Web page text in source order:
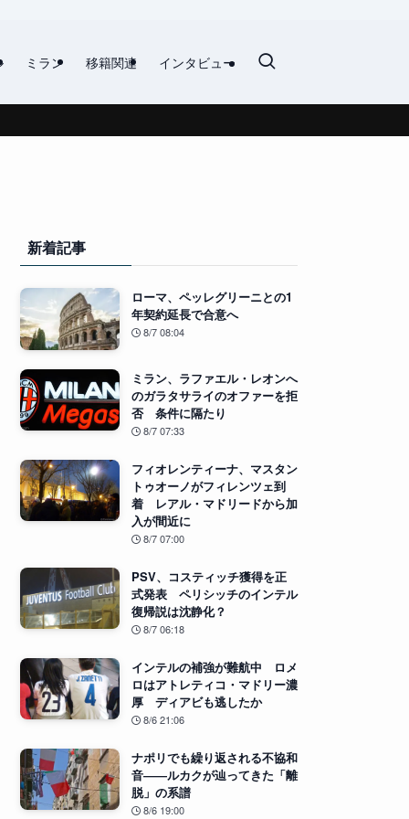
ミラン 移籍関連 インタビュー
新着記事
ローマ、ペッレグリーニとの1
年契約延長で合意へ
8/7 08:04
ミラン、ラファエル・レオンへ
のガラタサライのオファーを拒
否 条件に隔たり
8/7 07:33
フィオレンティーナ、マスタン
トゥオーノがフィレンツェ到
着 レアル・マドリードから加
入が間近に
8/7 07:00
PSV、コスティッチ獲得を正
式発表 ペリシッチのインテル
復帰説は沈静化？
8/7 06:18
インテルの補強が難航中 ロメ
ロはアトレティコ・マドリー濃
厚 ディアビも逃したか
8/6 21:06
ナポリでも繰り返される不協和
音――ルカクが辿ってきた「離
脱」の系譜
8/6 19:00